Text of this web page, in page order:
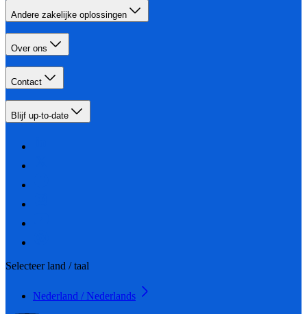
Andere zakelijke oplossingen
Over ons
Contact
Blijf up-to-date
Selecteer land / taal
Nederland / Nederlands